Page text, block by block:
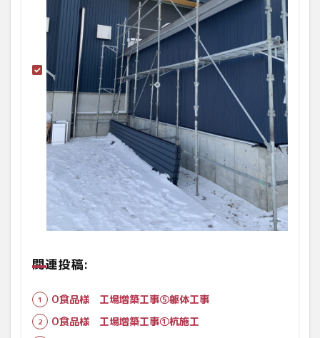
関連投稿:
O食品様 工場増築工事⑤躯体工事
O食品様 工場増築工事①杭施工